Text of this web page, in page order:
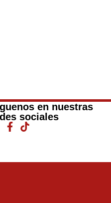
en nuestras
sociales